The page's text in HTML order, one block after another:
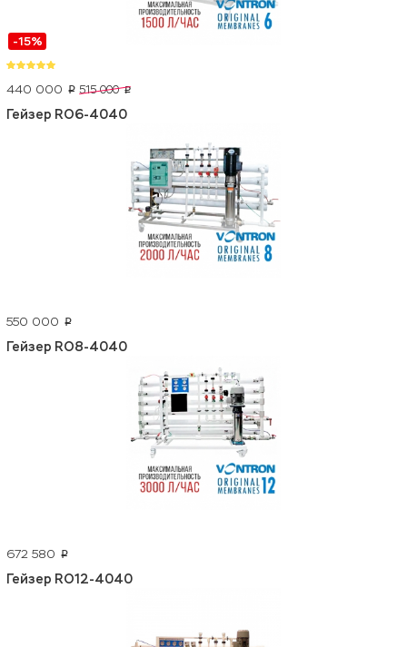
-15%
440 000 p 515 000 p
Гейзер RO6-4040
550 000 p
Гейзер RO8-4040
672 580 p
Гейзер RO12-4040